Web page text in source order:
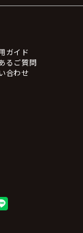
ガイド
るご質問
合わせ
LINE